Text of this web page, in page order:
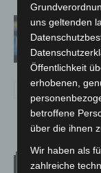
uns geltenden
Öffentlichkeit
erhobenen,
betroffene
über die ihnen
Wir haben als
zahlreiche